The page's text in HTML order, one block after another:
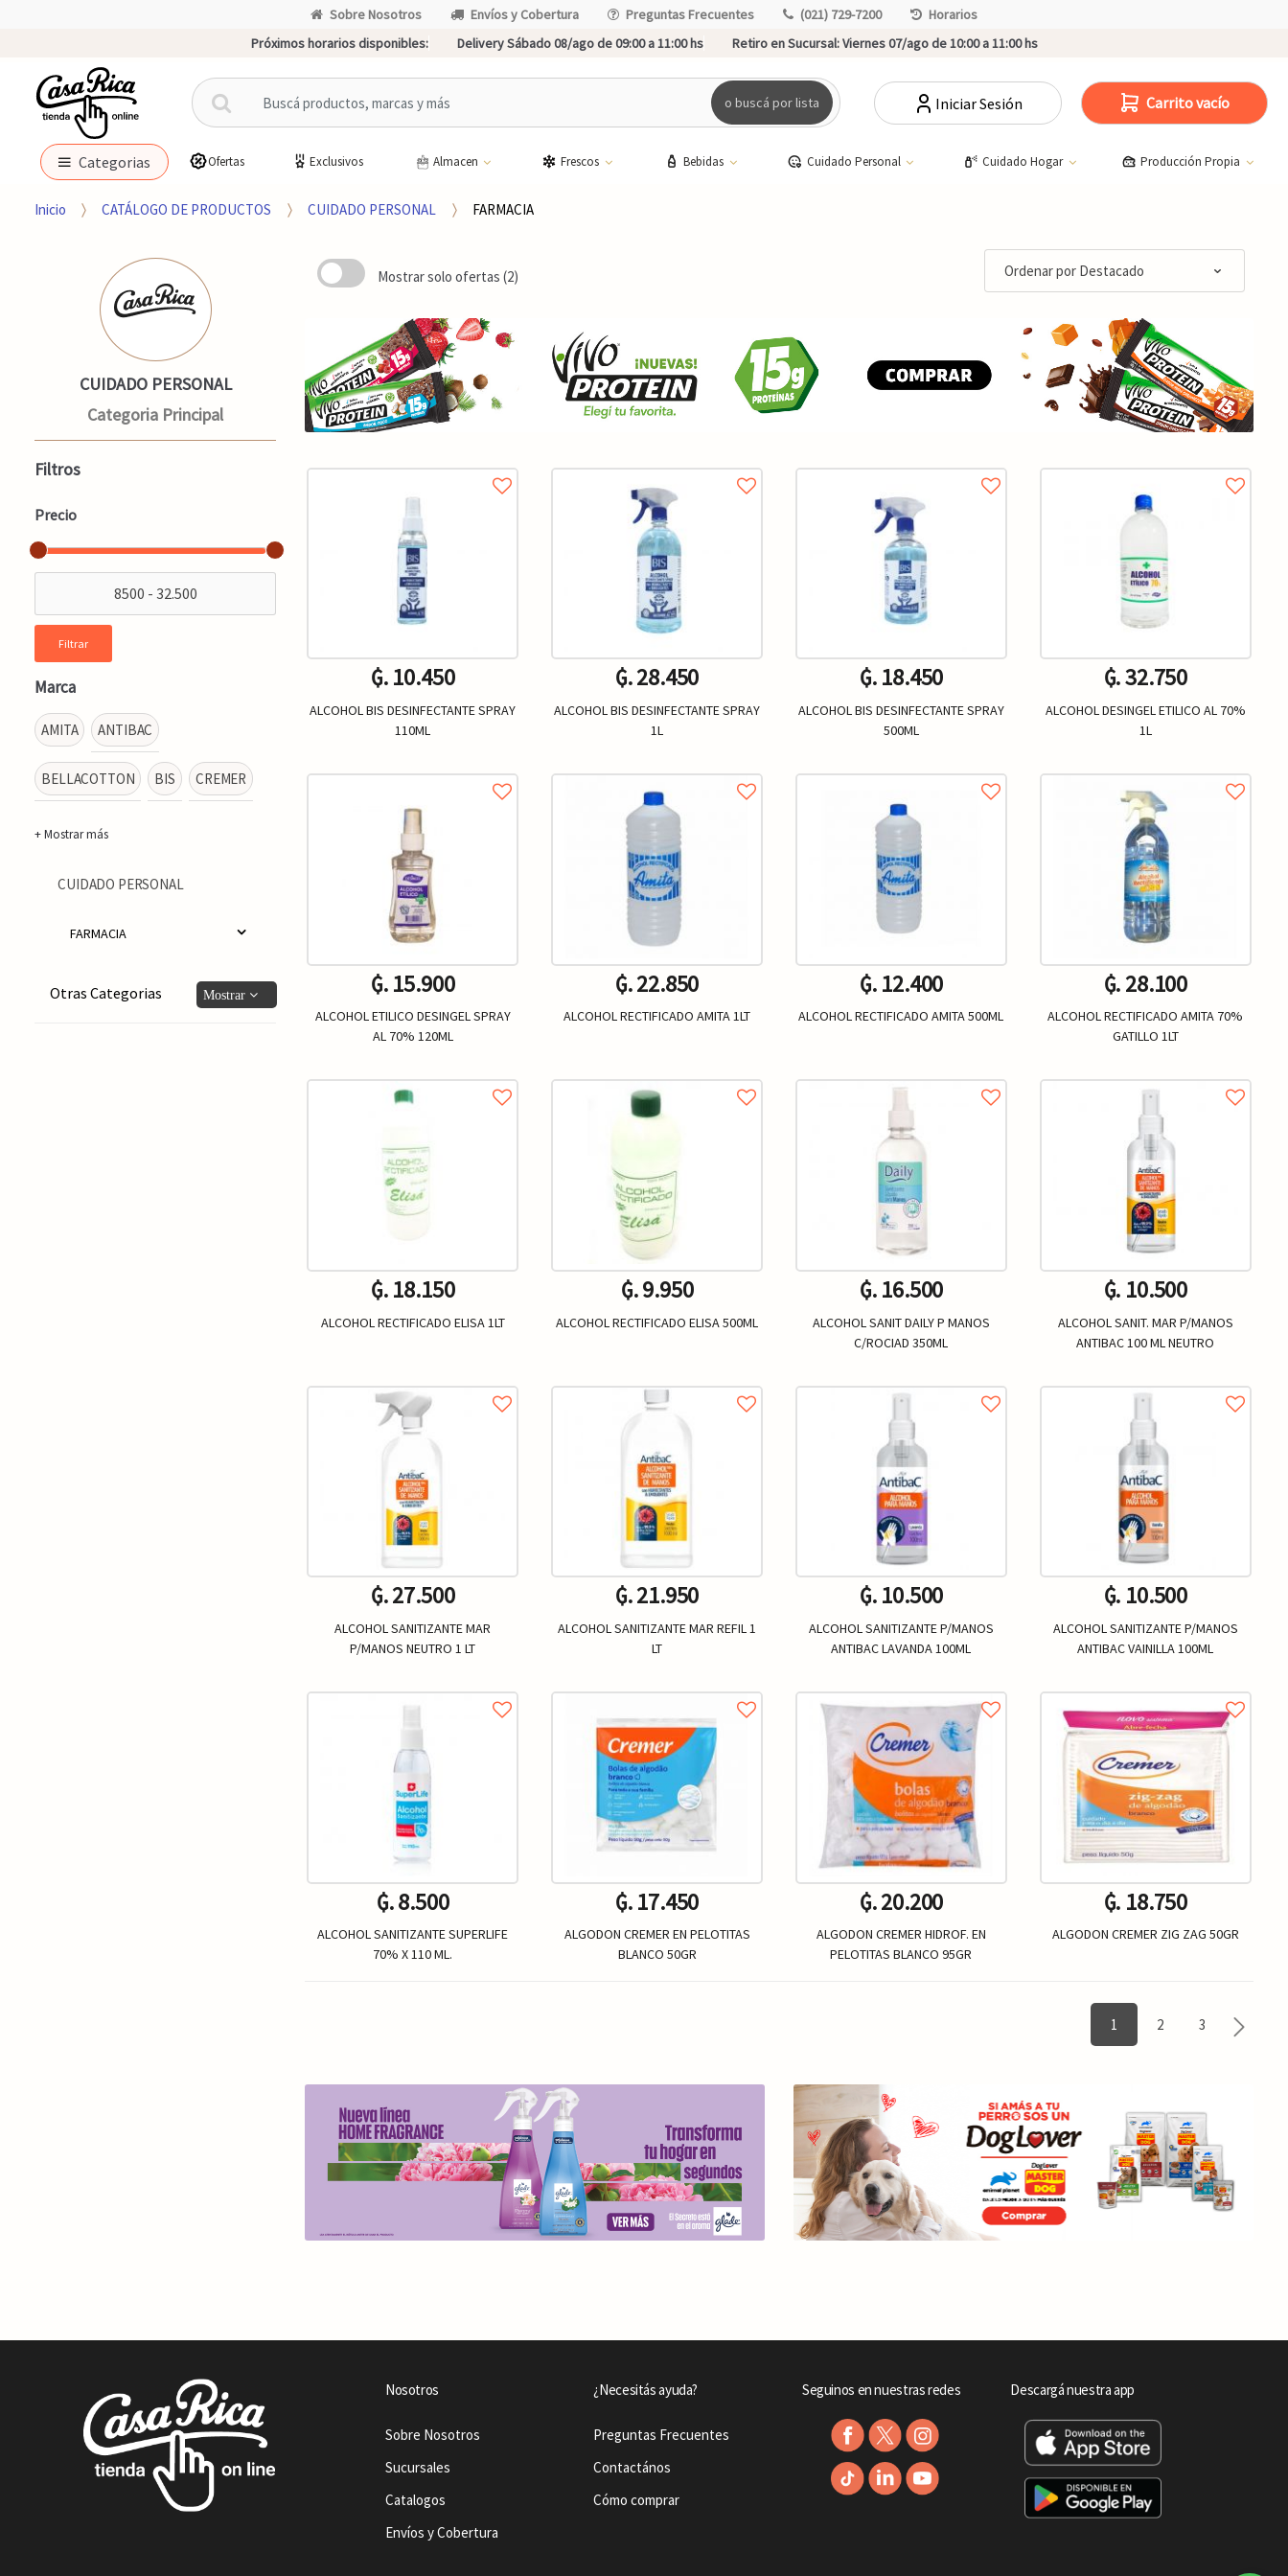
Sobre Nosotros Envíos y Cobertura Preguntas Frecuentes (021) 729-7200
Horarios
Próximos horarios disponibles:
Delivery Sábado 08/ago de 09:00 a 11:00 hs Retiro en Sucursal:Viernes 07/ago de 10:00 a 11:00 hs
B
u
c
r
r
:
o buscá por lista Iniciar Sesión Carrito vacío
Categorias Ofertas Exclusivos Almacen Frescos Bebidas Cuidado Personal Cuidado Hogar Producción Propia
Inicio CATÁLOGO DE PRODUCTOS CUIDADO PERSONAL FARMACIA
Mostrar solo ofertas (2)
₲. 10.450
ALCOHOL BIS DESINFECTANTE SPRAY
110ML
+
₲. 28.450
ALCOHOL BIS DESINFECTANTE SPRAY
1L
+
₲. 18.450
ALCOHOL BIS DESINFECTANTE SPRAY
500ML
+
₲. 32.750
ALCOHOL DESINGEL ETILICO AL 70%
1L
+
₲. 15.900
ALCOHOL ETILICO DESINGEL SPRAY
AL 70% 120ML
Un. +
₲. 22.850
ALCOHOL RECTIFICADO AMITA 1LT
Un. +
₲. 12.400
ALCOHOL RECTIFICADO AMITA 500ML
Un. +
₲. 28.100
ALCOHOL RECTIFICADO AMITA 70%
GATILLO 1LT
Un. +
₲. 18.150
ALCOHOL RECTIFICADO ELISA 1LT
Un. +
₲. 9.950
ALCOHOL RECTIFICADO ELISA 500ML
Un. +
₲. 16.500
ALCOHOL SANIT DAILY P MANOS
C/ROCIAD 350ML
Un. +
₲. 10.500
ALCOHOL SANIT. MAR P/MANOS
ANTIBAC 100 ML NEUTRO
Un. +
₲. 27.500
ALCOHOL SANITIZANTE MAR
P/MANOS NEUTRO 1 LT
Un. +
₲. 21.950
ALCOHOL SANITIZANTE MAR REFIL 1
LT
+
₲. 10.500
ALCOHOL SANITIZANTE P/MANOS
ANTIBAC LAVANDA 100ML
- +
₲. 10.500
ALCOHOL SANITIZANTE P/MANOS
ANTIBAC VAINILLA 100ML
+
₲. 8.500
ALCOHOL SANITIZANTE SUPERLIFE
70% X 110 ML.
₲. 17.450
ALGODON CREMER EN PELOTITAS
BLANCO 50GR
₲. 20.200
ALGODON CREMER HIDROF. EN
PELOTITAS BLANCO 95GR
₲. 18.750
ALGODON CREMER ZIG ZAG 50GR
1 2 3
CUIDADO PERSONAL
Categoria Principal
Filtros
Precio
Filtrar
Marca
AMITA ANTIBAC
BELLACOTTON BIS CREMER
+ Mostrar más
CUIDADO PERSONAL
FARMACIA
Otras Categorias
Nosotros
Sobre Nosotros
Sucursales
Catalogos
Envíos y Cobertura
¿Necesitás ayuda?
Preguntas Frecuentes
Contactános
Cómo comprar
Seguinos en nuestras redes Descargá nuestra app